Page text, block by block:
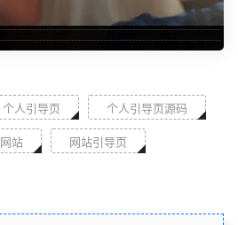
个人引导页 个人引导页源码
网站 网站引导页